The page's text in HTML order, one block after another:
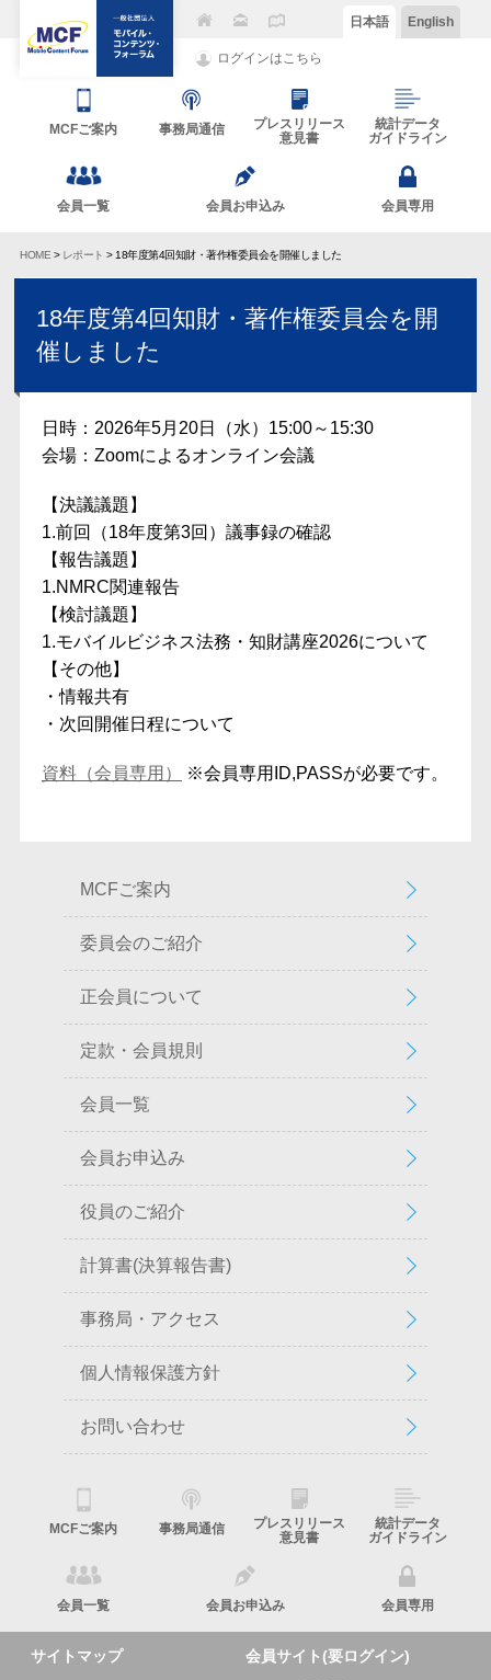
ログインはこちら
日本語 English
MCFご案内 事務局通信
プレスリリース
意見書
統計データ
ガイドライン
会員一覧 会員お申込み 会員専用
HOME > レポート > 18年度第4回知財・著作権委員会を開催しました
18年度第4回知財・著作権委員会を開
催しました
日時：2026年5月20日（水）15:00～15:30
会場：Zoomによるオンライン会議
【決議議題】
1.前回（18年度第3回）議事録の確認
【報告議題】
1.NMRC関連報告
【検討議題】
1.モバイルビジネス法務・知財講座2026について
【その他】
・情報共有
・次回開催日程について
資料（会員専用） ※会員専用ID,PASSが必要です。
MCFご案内
委員会のご紹介
正会員について
定款・会員規則
会員一覧
会員お申込み
役員のご紹介
計算書(決算報告書)
事務局・アクセス
個人情報保護方針
お問い合わせ
MCFご案内 事務局通信
プレスリリース
意見書
統計データ
ガイドライン
会員一覧 会員お申込み 会員専用
サイトマップ 会員サイト(要ログイン)